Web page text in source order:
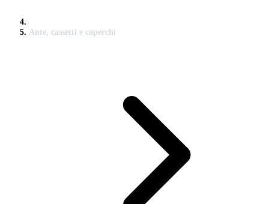
Ante, cassetti e coperchi